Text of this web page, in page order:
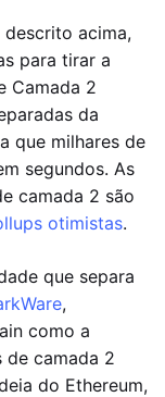
acima,
para tirar a
Camada 2
da
que milhares de
segundos. As
camada 2 são
otimistas.
que separa
,
como a
de camada 2
do Ethereum,